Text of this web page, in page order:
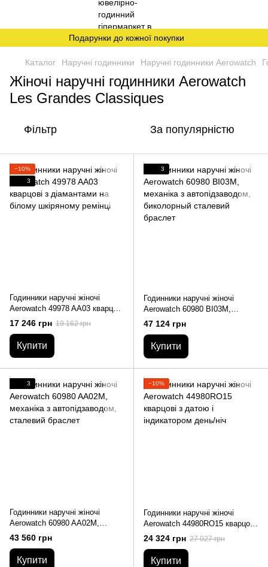
Подарунки до кожної покупки
Каталог Наручні годинники Наручні годинники Aerowatch
Жіночі наручні годинники Aerowatch
Les Grandes Classiques
Фільтр За популярністю
−10%
3
Годинники наручні жіночі
Aerowatch 49978 AA03 кварцові
з діамантами на білому
шкіряному ремінці
17 246 грн 19 162 грн
Купити
3
Годинники наручні жіночі
Aerowatch 60980 BI03M,
механіка з автопідзаводом,
биколорный сталевий браслет
47 124 грн
Купити
3
Годинники наручні жіночі
Aerowatch 60980 AA02M,
механіка з автопідзаводом,
сталевий браслет
43 560 грн
Купити
−10%
Годинники наручні жіночі
Aerowatch 44980RO15 кварцові
з датою і індикатором день/ніч
24 324 грн 27 027 грн
Купити